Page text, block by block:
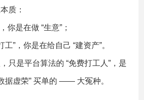
质：
你是在做 “生意”；
”，你是在给自己 “建资产”。
只是平台算法的 “免费打工人”，是
据虚荣” 买单的 —— 大冤种。